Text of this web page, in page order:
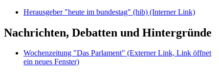
Herausgeber "heute im bundestag" (hib) (Interner Link)
Nachrichten, Debatten und Hintergründe
Wochenzeitung "Das Parlament" (Externer Link, Link öffnet
ein neues Fenster)